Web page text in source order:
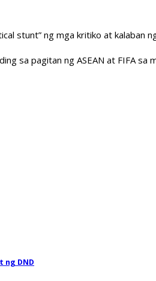
stunt” ng mga kritiko at kalaban
sa pagitan ng ASEAN at FIFA sa
ng DND